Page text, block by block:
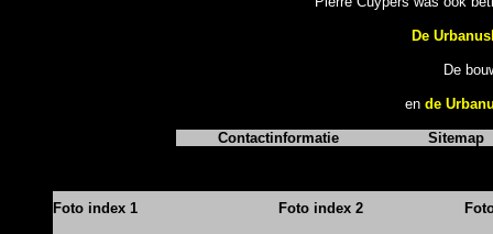
De
De
en de
Contactinformatie Sitemap
Foto index 1 Foto index 2